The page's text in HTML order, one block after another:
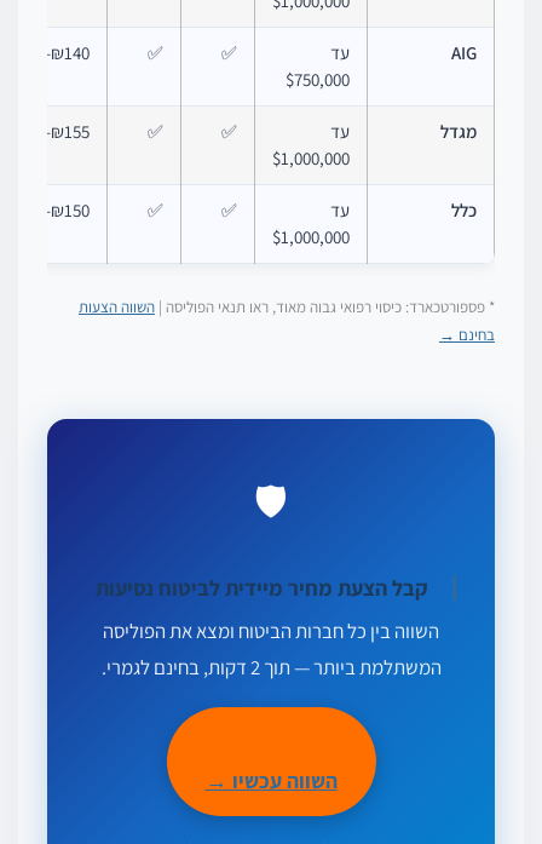
AIG
עד
$750,000
✅
✅
₪140–250
מגדל
עד
$1,000,000
✅
✅
₪155–270
כלל
עד
$1,000,000
✅
✅
₪150–260
* פספורטכארד: כיסוי רפואי גבוה מאוד, ראו תנאי הפוליסה | השווה הצעות
בחינם →
🛡️
קבל הצעת מחיר מיידית לביטוח נסיעות
השווה בין כל חברות הביטוח ומצא את הפוליסה
המשתלמת ביותר — תוך 2 דקות, בחינם לגמרי.
השווה עכשיו →